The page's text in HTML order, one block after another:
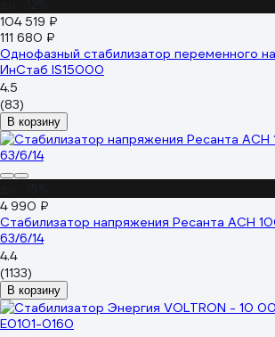
104 519 ₽
111 680 ₽
Однофазный стабилизатор переменного
ИнСтаб IS15000
4.5
(83)
В корзину
4 990 ₽
Стабилизатор напряжения Ресанта АСН
63/6/14
4.4
(1133)
В корзину